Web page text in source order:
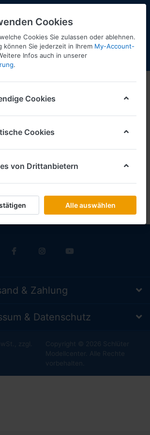
Shopaktualisierung
2020
& Zahlung
& Datenschutz
zzgl.
Copyright © 2026 Schlüter
Modellcenter. Alle Rechte
vorbehalten.
Cookies
Cookies Sie zulassen oder ablehnen.
können Sie jederzeit in Ihrem My-Account-
Infos auch in unserer
.
Cookies
Cookies
von Drittanbietern
Alle auswählen